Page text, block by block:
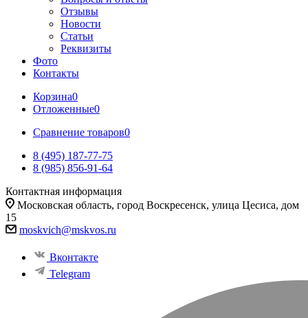
Отзывы
Новости
Статьи
Реквизиты
Фото
Контакты
Корзина0
Отложенные0
Сравнение товаров0
8 (495) 187-77-75
8 (985) 856-91-64
Контактная информация
Московская область, город Воскресенск, улица Цесиса, дом
15
moskvich@mskvos.ru
Вконтакте
Telegram